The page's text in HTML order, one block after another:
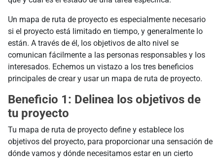
Un mapa de ruta de proyecto es especialmente necesario
si el proyecto está limitado en tiempo, y generalmente lo
están. A través de él, los objetivos de alto nivel se
comunican fácilmente a las personas responsables y los
interesados. Echemos un vistazo a los tres beneficios
principales de crear y usar un mapa de ruta de proyecto.
Beneficio 1: Delinea los objetivos de
tu proyecto
Tu mapa de ruta de proyecto define y establece los
objetivos del proyecto, para proporcionar una sensación de
dónde vamos y dónde necesitamos estar en un cierto